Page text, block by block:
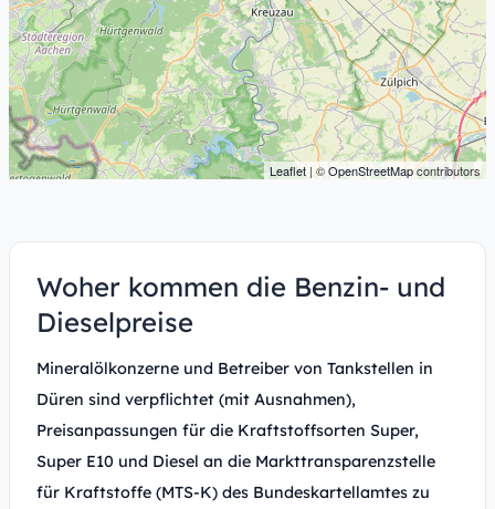
Leaflet | ©OpenStreetMapcontributors
Woher kommen die Benzin- und
Dieselpreise
Mineralölkonzerne und Betreiber von Tankstellen in
Düren sind verpflichtet (mit Ausnahmen),
Preisanpassungen für die Kraftstoffsorten Super,
Super E10 und Diesel an die Markttransparenzstelle
für Kraftstoffe (MTS-K) des Bundeskartellamtes zu